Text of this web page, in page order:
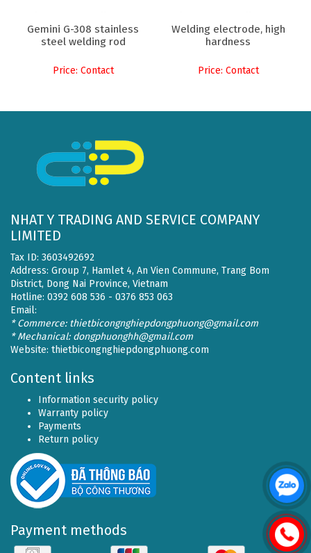
Gemini G-308 stainless
steel welding rod
Price: Contact
Welding electrode, high
hardness
Price: Contact
NHAT Y TRADING AND SERVICE COMPANY
LIMITED
Tax ID: 3603492692
Address: Group 7, Hamlet 4, An Vien Commune, Trang Bom
District, Dong Nai Province, Vietnam
Hotline: 0392 608 536 - 0376 853 063
Email:
* Commerce: thietbicongnghiepdongphuong@gmail.com
* Mechanical: dongphuonghh@gmail.com
Website: thietbicongnghiepdongphuong.com
Content links
Information security policy
Warranty policy
Payments
Return policy
Payment methods